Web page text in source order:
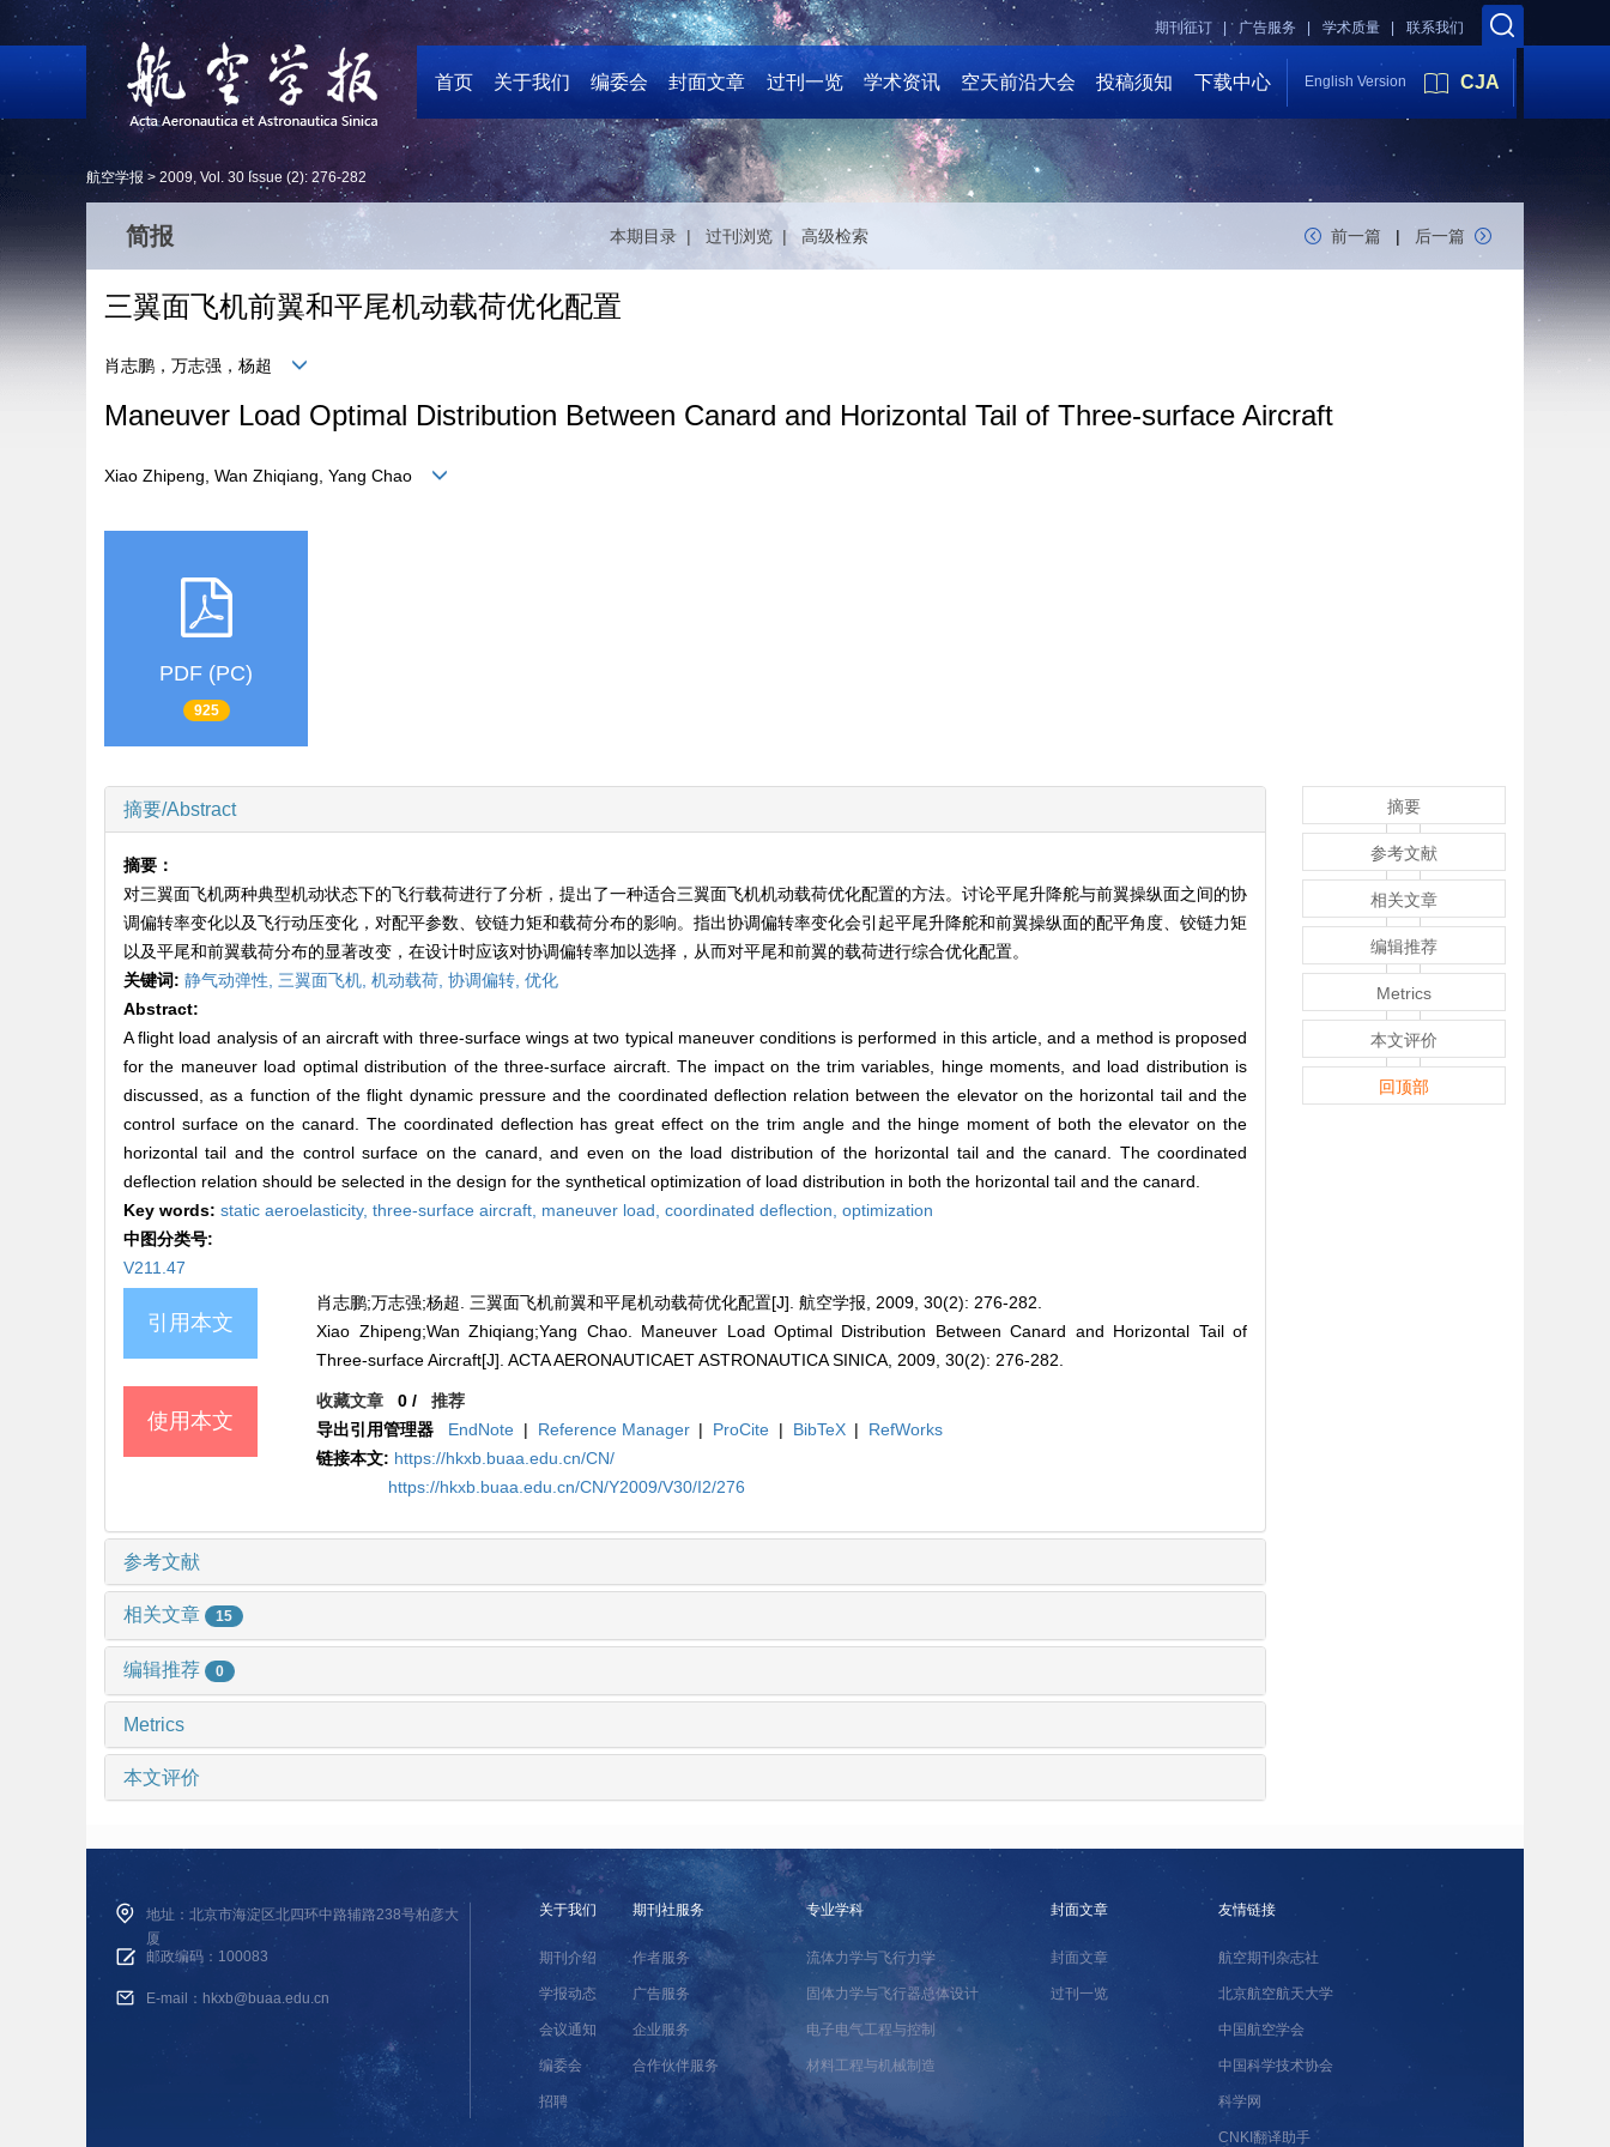
联系我们
学术质量 |
广告服务 |
期刊征订 |
首页 关于我们 编委会 封面文章 过刊一览 学术资讯 空天前沿大会 投稿须知 下载中心 English Version CJA
航空学报 > 2009, Vol. 30 Issue (2): 276-282
简报 本期目录 | 过刊浏览 | 高级检索 前一篇 | 后一篇
三翼面飞机前翼和平尾机动载荷优化配置
肖志鹏，万志强，杨超
Maneuver Load Optimal Distribution Between Canard and Horizontal Tail of Three-surface Aircraft
Xiao Zhipeng, Wan Zhiqiang, Yang Chao
PDF (PC)
925
摘要/Abstract
摘要：
对三翼面飞机两种典型机动状态下的飞行载荷进行了分析，提出了一种适合三翼面飞机机动载荷优化配置的方法。讨论平尾升降舵与前翼操纵面之间的协
调偏转率变化以及飞行动压变化，对配平参数、铰链力矩和载荷分布的影响。指出协调偏转率变化会引起平尾升降舵和前翼操纵面的配平角度、铰链力矩
以及平尾和前翼载荷分布的显著改变，在设计时应该对协调偏转率加以选择，从而对平尾和前翼的载荷进行综合优化配置。
关键词: 静气动弹性, 三翼面飞机, 机动载荷, 协调偏转, 优化
Abstract:
A flight load analysis of an aircraft with three-surface wings at two typical maneuver conditions is performed in this article, and a method is proposed
for the maneuver load optimal distribution of the three-surface aircraft. The impact on the trim variables, hinge moments, and load distribution is
discussed, as a function of the flight dynamic pressure and the coordinated deflection relation between the elevator on the horizontal tail and the
control surface on the canard. The coordinated deflection has great effect on the trim angle and the hinge moment of both the elevator on the
horizontal tail and the control surface on the canard, and even on the load distribution of the horizontal tail and the canard. The coordinated
deflection relation should be selected in the design for the synthetical optimization of load distribution in both the horizontal tail and the canard.
Key words: static aeroelasticity, three-surface aircraft, maneuver load, coordinated deflection, optimization
中图分类号:
V211.47
引用本文
肖志鹏;万志强;杨超. 三翼面飞机前翼和平尾机动载荷优化配置[J]. 航空学报, 2009, 30(2): 276-282.
Xiao Zhipeng;Wan Zhiqiang;Yang Chao. Maneuver Load Optimal Distribution Between Canard and Horizontal Tail of
Three-surface Aircraft[J]. ACTA AERONAUTICAET ASTRONAUTICA SINICA, 2009, 30(2): 276-282.
使用本文
收藏文章 0 /推荐
导出引用管理器
EndNote | Reference Manager | ProCite | BibTeX |
RefWorks
链接本文: https://hkxb.buaa.edu.cn/CN/
https://hkxb.buaa.edu.cn/CN/Y2009/V30/I2/276
参考文献
相关文章 15
编辑推荐 0
Metrics
本文评价
摘要
参考文献
相关文章
编辑推荐
Metrics
本文评价
回顶部
地址：北京市海淀区北四环中路辅路238号柏彦大
厦
邮政编码：100083
E-mail：hkxb@buaa.edu.cn
关于我们
期刊介绍
学报动态
会议通知
编委会
招聘
期刊社服务
作者服务
广告服务
企业服务
合作伙伴服务
专业学科
流体力学与飞行力学
固体力学与飞行器总体设计
电子电气工程与控制
材料工程与机械制造
封面文章
封面文章
过刊一览
友情链接
航空期刊杂志社
北京航空航天大学
中国航空学会
中国科学技术协会
科学网
CNKI翻译助手